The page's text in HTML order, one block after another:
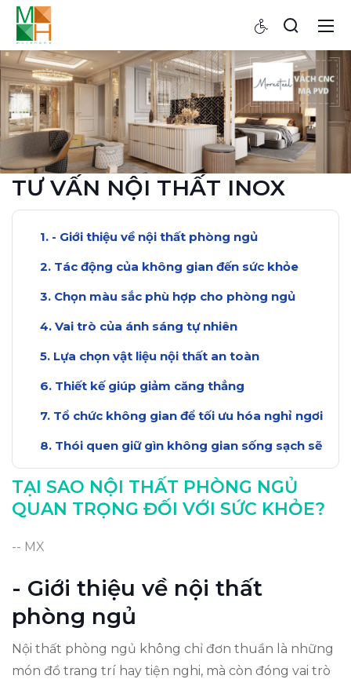
TƯ VẤN NỘI THẤT INOX
- Giới thiệu về nội thất phòng ngủ
Tác động của không gian đến sức khỏe
Chọn màu sắc phù hợp cho phòng ngủ
Vai trò của ánh sáng tự nhiên
Lựa chọn vật liệu nội thất an toàn
Thiết kế giúp giảm căng thẳng
Tổ chức không gian để tối ưu hóa nghỉ ngơi
Thói quen giữ gìn không gian sống sạch sẽ
Kết luận: Nội thất ảnh hưởng sức khỏe ra
sao
TẠI SAO NỘI THẤT PHÒNG NGỦ
QUAN TRỌNG ĐỐI VỚI SỨC KHỎE?
-- MX
- Giới thiệu về nội thất
phòng ngủ
Nội thất phòng ngủ không chỉ đơn thuần là những
món đồ trang trí hay tiện nghi, mà còn đóng vai trò